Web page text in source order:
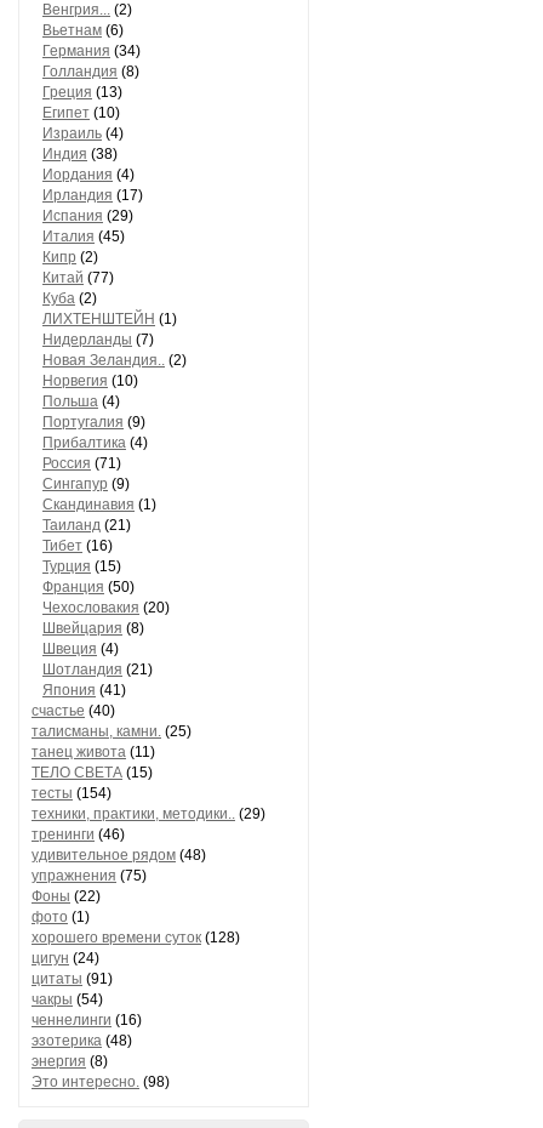
Венгрия... (2)
Вьетнам (6)
Германия (34)
Голландия (8)
Греция (13)
Египет (10)
Израиль (4)
Индия (38)
Иордания (4)
Ирландия (17)
Испания (29)
Италия (45)
Кипр (2)
Китай (77)
Куба (2)
ЛИХТЕНШТЕЙН (1)
Нидерланды (7)
Новая Зеландия.. (2)
Норвегия (10)
Польша (4)
Португалия (9)
Прибалтика (4)
Россия (71)
Сингапур (9)
Скандинавия (1)
Таиланд (21)
Тибет (16)
Турция (15)
Франция (50)
Чехословакия (20)
Швейцария (8)
Швеция (4)
Шотландия (21)
Япония (41)
счастье (40)
талисманы, камни. (25)
танец живота (11)
ТЕЛО СВЕТА (15)
тесты (154)
техники, практики, методики.. (29)
тренинги (46)
удивительное рядом (48)
упражнения (75)
Фоны (22)
фото (1)
хорошего времени суток (128)
цигун (24)
цитаты (91)
чакры (54)
ченнелинги (16)
эзотерика (48)
энергия (8)
Это интересно. (98)